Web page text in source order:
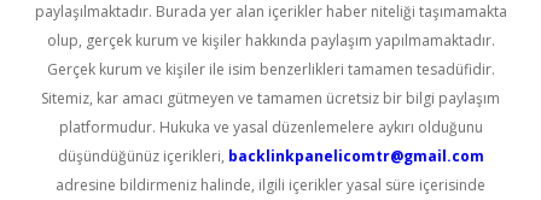
paylaşılmaktadır. Burada yer alan içerikler haber niteliği taşımamakta
olup, gerçek kurum ve kişiler hakkında paylaşım yapılmamaktadır.
Gerçek kurum ve kişiler ile isim benzerlikleri tamamen tesadüfidir.
Sitemiz, kar amacı gütmeyen ve tamamen ücretsiz bir bilgi paylaşım
platformudur. Hukuka ve yasal düzenlemelere aykırı olduğunu
düşündüğünüz içerikleri, backlinkpanelicomtr@gmail.com
adresine bildirmeniz halinde, ilgili içerikler yasal süre içerisinde